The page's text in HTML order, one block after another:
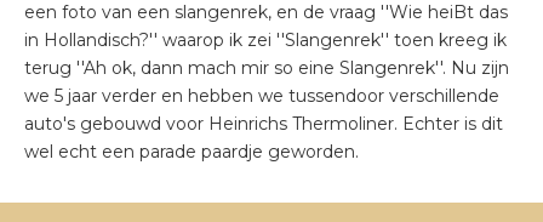
een foto van een slangenrek, en de vraag ''Wie heiBt das
in Hollandisch?'' waarop ik zei ''Slangenrek'' toen kreeg ik
terug ''Ah ok, dann mach mir so eine Slangenrek''. Nu zijn
we 5 jaar verder en hebben we tussendoor verschillende
auto's gebouwd voor Heinrichs Thermoliner. Echter is dit
wel echt een parade paardje geworden.